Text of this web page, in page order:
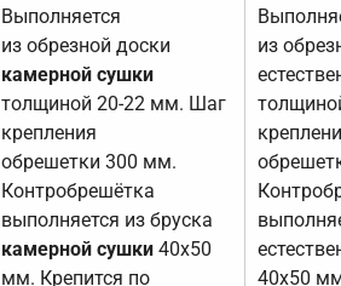
Выполняется
из обрезной доски
камерной сушки
толщиной 20-22 мм. Шаг
крепления
обрешетки 300 мм.
Контробрешётка
выполняется из бруска
камерной сушки 40х50
мм. Крепится по
из
40х50